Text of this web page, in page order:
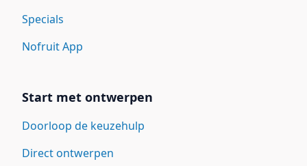
Specials
Nofruit App
Start met ontwerpen
Doorloop de keuzehulp
Direct ontwerpen